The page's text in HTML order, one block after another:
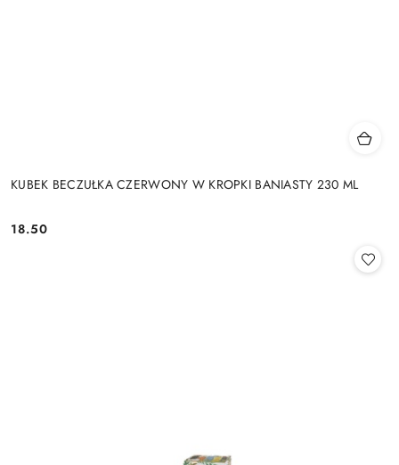
KUBEK BECZUŁKA CZERWONY W KROPKI BANIASTY 230 ML
Cena:
18.50